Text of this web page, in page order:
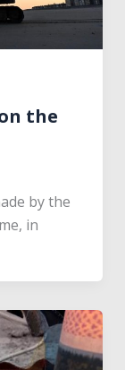
the
by the
in